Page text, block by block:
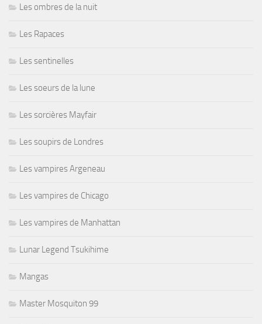
Les ombres de la nuit
Les Rapaces
Les sentinelles
Les soeurs de la lune
Les sorcières Mayfair
Les soupirs de Londres
Les vampires Argeneau
Les vampires de Chicago
Les vampires de Manhattan
Lunar Legend Tsukihime
Mangas
Master Mosquiton 99